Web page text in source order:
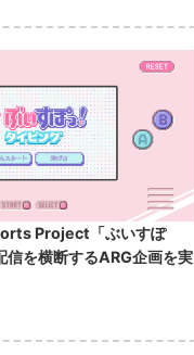
Project「ぶいすぽ
信を横断するARG企画を実